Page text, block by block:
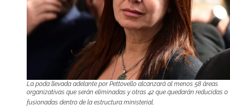
La poda llevada adelante por Pettovello alcanzará al menos 58 áreas
organizativas que serán eliminadas y otras 42 que quedarán reducidas o
fusionadas dentro de la estructura ministerial.